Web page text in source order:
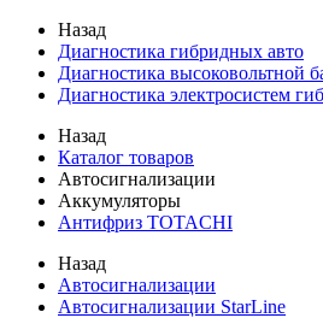
Назад
Диагностика гибридных авто
Диагностика высоковольтной
Диагностика электросистем
Назад
Каталог товаров
Автосигнализации
Аккумуляторы
Антифриз TOTACHI
Назад
Автосигнализации
Автосигнализации StarLine